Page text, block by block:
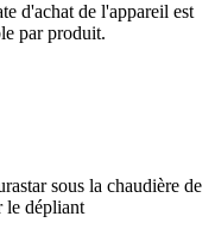
d'achat de l'appareil est
par produit.
sous la chaudière de
le dépliant